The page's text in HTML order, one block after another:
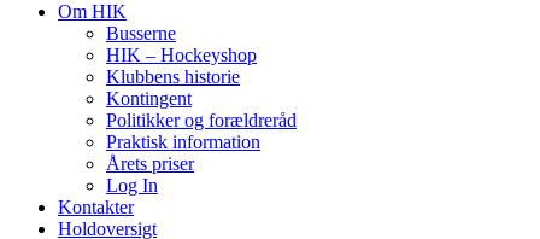
Om HIK
Busserne
HIK – Hockeyshop
Klubbens historie
Kontingent
Politikker og forældreråd
Praktisk information
Årets priser
Log In
Kontakter
Holdoversigt